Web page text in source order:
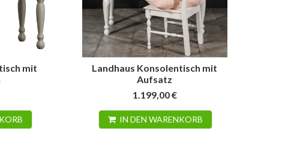
und Holz
und Weitblick im
Objekt Möbel
Die Räume warten gespannt auf
mit
Landhaus Konsolentisch mit
Aufsatz
1.199,00 €
IN DEN WARENKORB